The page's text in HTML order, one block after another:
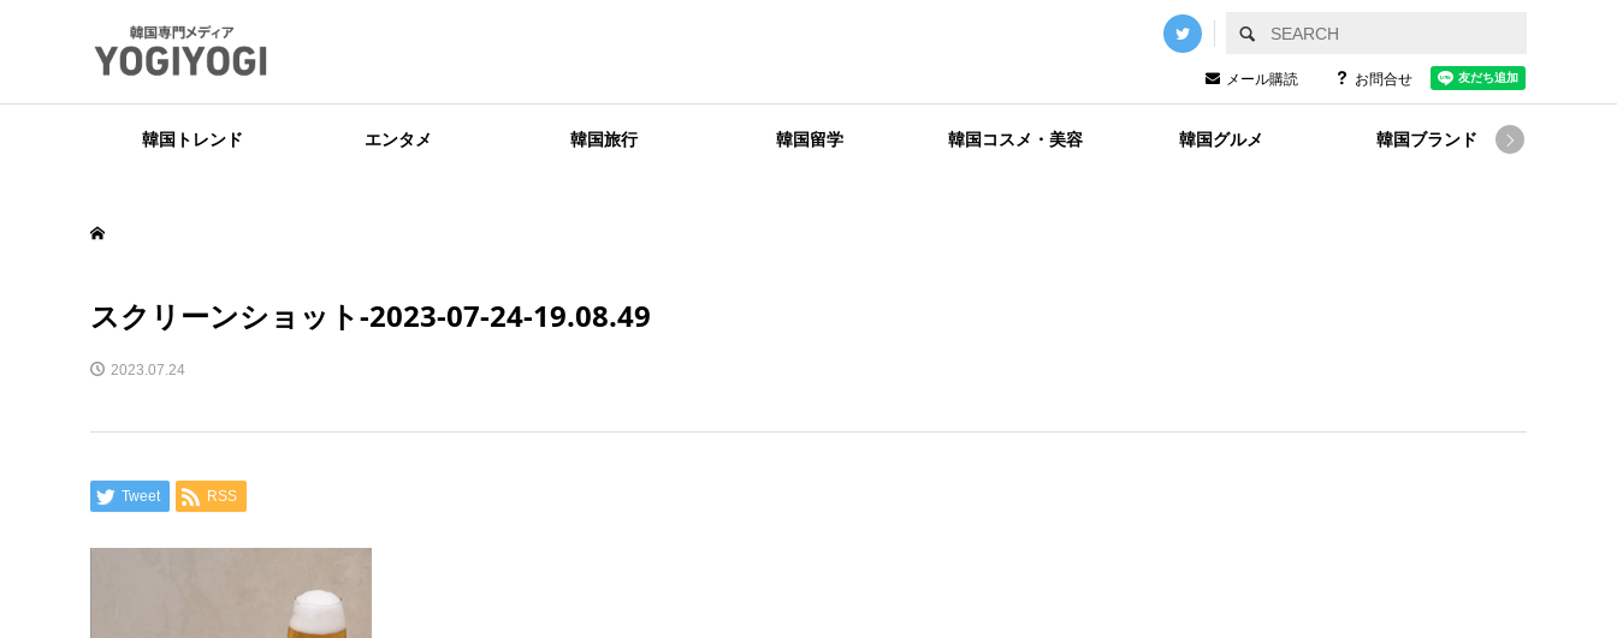
メール購読 お問合せ
韓国トレンド エンタメ 韓国旅行 韓国留学 韓国コスメ・美容 韓国グルメ 韓国ブランド 
スクリーンショット-2023-07-24-19.08.49
2023.07.24
Tweet RSS